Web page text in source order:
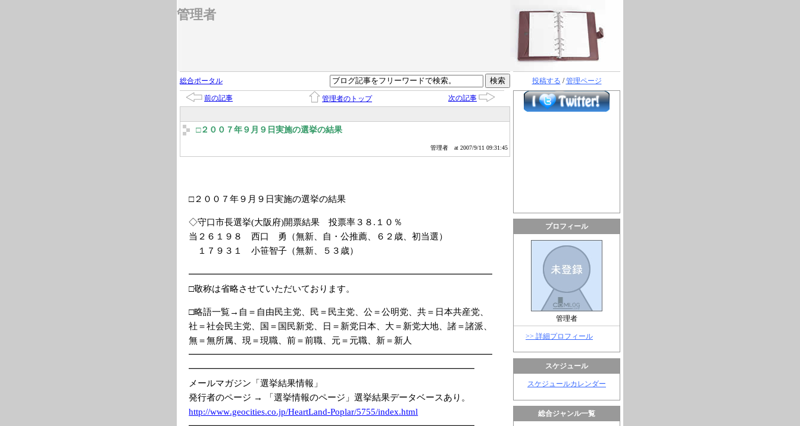
管理者
投稿する /管理ページ
プロフィール
管理者
>> 詳細プロフィール
スケジュール
スケジュールカレンダー
総合ジャンル一覧
総合ポータル
前の記事 管理者のトップ 次の記事
□２００７年９月９日実施の選挙の結果
管理者 at 2007/9/11 09:31:45
□２００７年９月９日実施の選挙の結果
◇守口市長選挙(大阪府)開票結果 投票率３８.１０％
当２６１９８ 西口 勇（無新、自・公推薦、６２歳、初当選）
１７９３１ 小笹智子（無新、５３歳）
━━━━━━━━━━━━━━━━━━━━━━━━━━━━━━━━━━
□敬称は省略させていただいております。
□略語一覧→自＝自由民主党、民＝民主党、公＝公明党、共＝日本共産党、
社＝社会民主党、国＝国民新党、日＝新党日本、大＝新党大地、諸＝諸派、
無＝無所属、現＝現職、前＝前職、元＝元職、新＝新人
━━━━━━━━━━━━━━━━━━━━━━━━━━━━━━━━━━
━━━━━━━━━━━━━━━━━━━━━━━━━━━━━━━━
メールマガジン「選挙結果情報」
発行者のページ → 「選挙情報のページ」選挙結果データベースあり。
http://www.geocities.co.jp/HeartLand-Poplar/5755/index.html